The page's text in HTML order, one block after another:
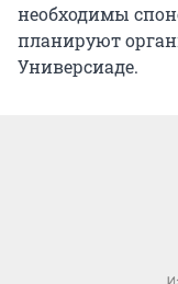
необходимы
планируют
Универсиаде.